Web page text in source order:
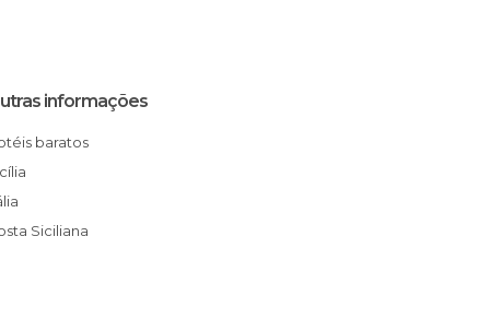
informações
baratos
Siciliana